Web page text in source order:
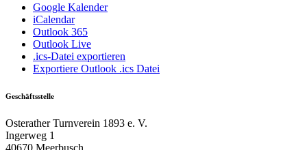
Google Kalender
iCalendar
Outlook 365
Outlook Live
.ics-Datei exportieren
Exportiere Outlook .ics Datei
Geschäftsstelle
Osterather Turnverein 1893 e. V.
Ingerweg 1
40670 Meerbusch